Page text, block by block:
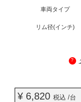
車両タイプ
リム径(インチ)
?
¥ 6,820 税込 /台